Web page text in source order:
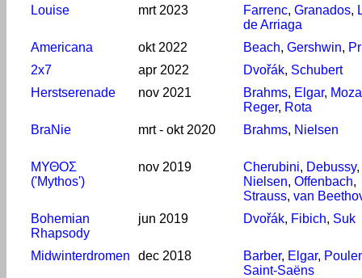
Louise
mrt 2023 Farrenc, Granados,
de Arriaga
Americana
okt 2022 Beach, Gershwin,
2x7
apr 2022 Dvořák, Schubert
Herstserenade
nov 2021 Brahms, Elgar,
Reger, Rota
BraNie
mrt - okt 2020 Brahms, Nielsen
ΜΥΘΟΣ
('Mythos')
nov 2019 Cherubini, Debussy,
Nielsen, Offenbach,
Strauss, van
Bohemian
Rhapsody
jun 2019 Dvořák, Fibich, Suk
Midwinterdromen dec 2018 Barber, Elgar,
Saint-Saëns